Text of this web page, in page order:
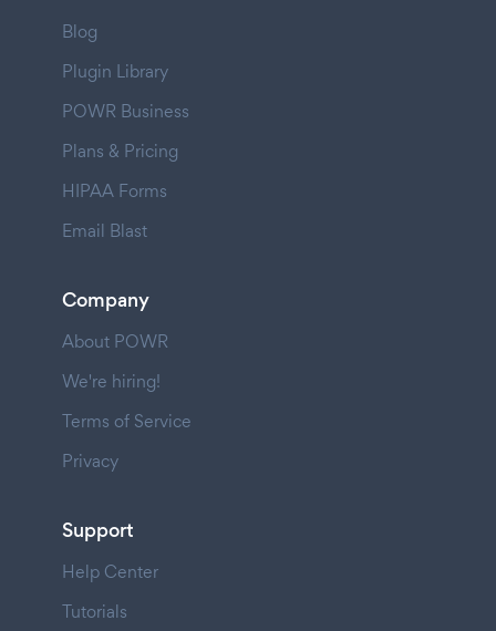
Blog
Plugin Library
POWR Business
Plans & Pricing
HIPAA Forms
Email Blast
Company
About POWR
We're hiring!
Terms of Service
Privacy
Support
Help Center
Tutorials